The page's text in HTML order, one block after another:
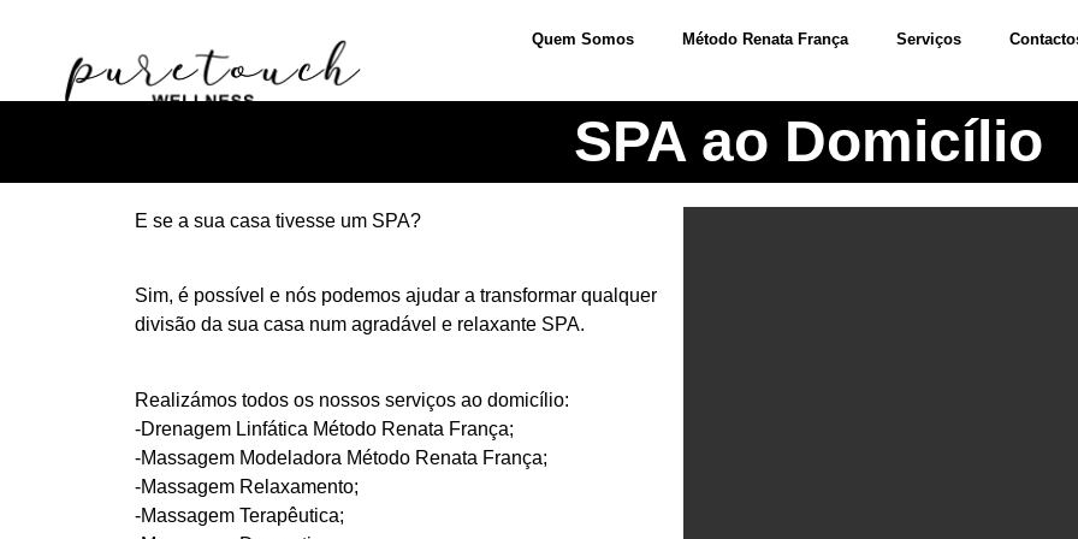
Quem Somos Método Renata França Serviços
SPA ao Domicílio
E se a sua casa tivesse um SPA?
Sim, é possível e nós podemos ajudar a transformar qualquer
divisão da sua casa num agradável e relaxante SPA.
Realizámos todos os nossos serviços ao domicílio:
-Drenagem Linfática Método Renata França;
-Massagem Modeladora Método Renata França;
-Massagem Relaxamento;
-Massagem Terapêutica;